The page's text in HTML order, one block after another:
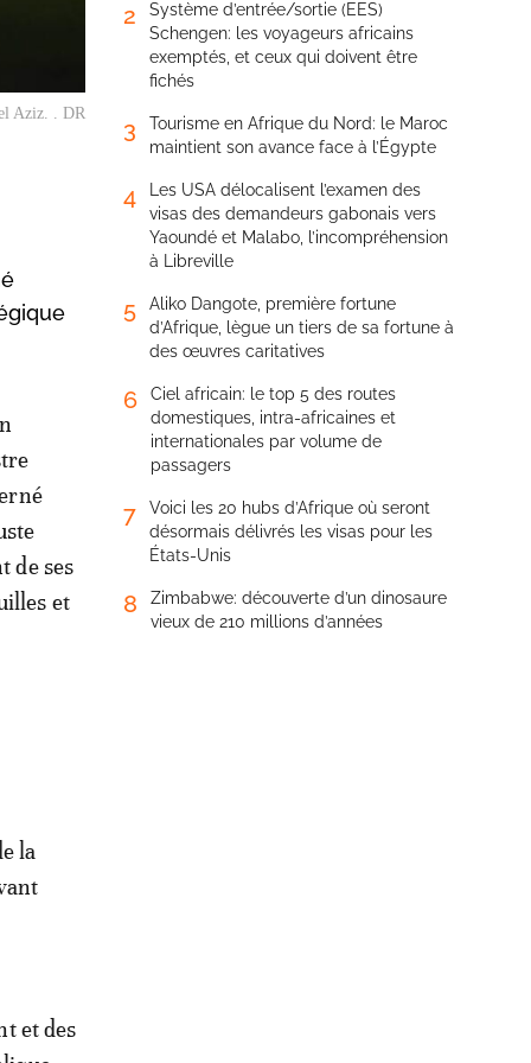
Aziz. . DR
de ses
et
la
et des
2
Système d’entrée/sortie (EES)
Schengen: les voyageurs africains
exemptés, et ceux qui doivent être
fichés
3
Tourisme en Afrique du Nord: le Maroc
maintient son avance face à l’Égypte
4
Les USA délocalisent l’examen des
visas des demandeurs gabonais vers
Yaoundé et Malabo, l’incompréhension
à Libreville
5
Aliko Dangote, première fortune
d’Afrique, lègue un tiers de sa fortune à
des œuvres caritatives
6
Ciel africain: le top 5 des routes
domestiques, intra-africaines et
internationales par volume de
passagers
7
Voici les 20 hubs d’Afrique où seront
désormais délivrés les visas pour les
États-Unis
8
Zimbabwe: découverte d’un dinosaure
vieux de 210 millions d’années